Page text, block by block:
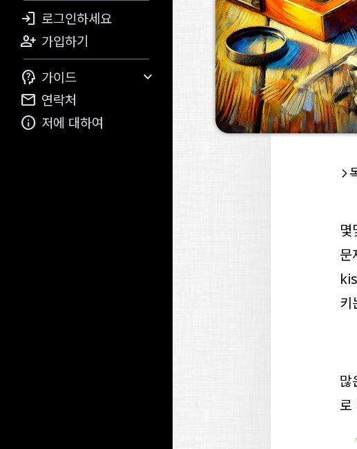
 로그인하세요
 가입하기
 가이드

 연락처
 저에 대하여
몇
문
키
많
로